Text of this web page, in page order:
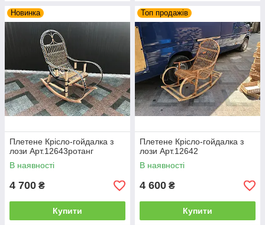
Новинка
Плетене Крісло-гойдалка з
лози Арт.12643ротанг
В наявності
4 700 ₴
Купити
Топ продажів
Плетене Крісло-гойдалка з
лози Арт.12642
В наявності
4 600 ₴
Купити